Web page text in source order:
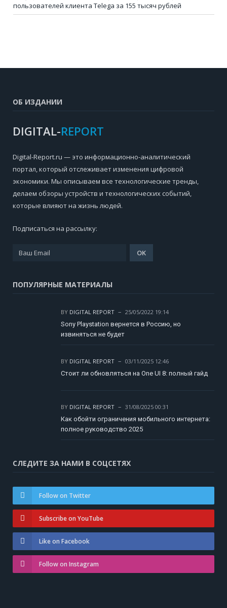
пользователей клиента Telega за 155 тысяч рублей
ОБ ИЗДАНИИ
DIGITAL-REPORT
Digital-Report.ru — это информационно-аналитический
портал, который отслеживает изменения цифровой
экономики. Мы описываем все технологические тренды,
делаем обзоры устройств и технологических событий,
которые влияют на жизнь людей.
Подписаться на рассылку:
ПОПУЛЯРНЫЕ МАТЕРИАЛЫ
BY DIGITAL REPORT
25/05/2022 19:14
Sony Playstation вернется в Россию, но
извиняться не будет
BY DIGITAL REPORT
03/11/2025 12:46
Стоит ли обновляться на One UI 8: полный гайд
BY DIGITAL REPORT
31/08/2025 00:31
Как обойти ограничения мобильного интернета:
полное руководство 2025
СЛЕДИТЕ ЗА НАМИ В СОЦСЕТЯХ
Follow on Twitter
Subscribe on YouTube
Like on Facebook
Follow on Instagram